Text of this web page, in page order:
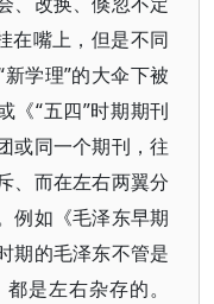
在嘴上，但是不同
学理”的大伞下被
《“五四”时期期刊
或同一个期刊，往
、而在左右两翼分
例如《毛泽东早期
期的毛泽东不管是
是左右杂存的。